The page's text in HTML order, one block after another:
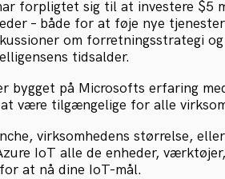
forpligtet sig til at investere $5
– både for at føje nye
om forretningsstrategi
tidsalder.
bygget på Microsofts erfaring
være tilgængelige for alle
virksomhedens størrelse,
IoT alle de enheder,
at nå dine IoT-mål.